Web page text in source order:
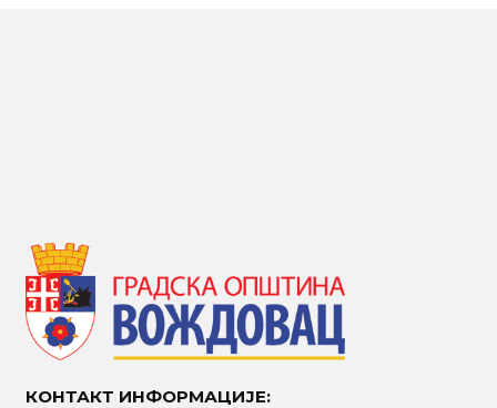
КОНТАКТ ИНФОРМАЦИЈЕ: